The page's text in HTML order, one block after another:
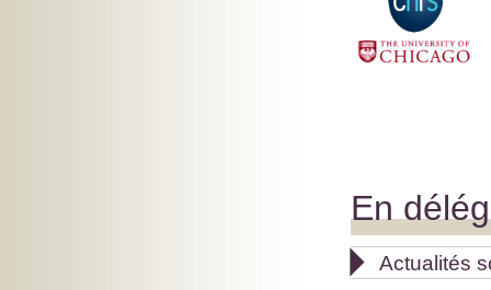
En
 Actualités